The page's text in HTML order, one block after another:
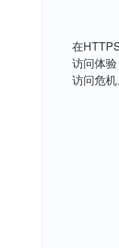
在
访问体
访问危机